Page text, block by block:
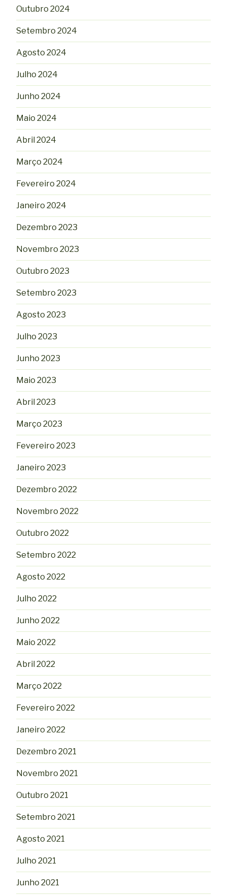
Outubro 2024
Setembro 2024
Agosto 2024
Julho 2024
Junho 2024
Maio 2024
Abril 2024
Março 2024
Fevereiro 2024
Janeiro 2024
Dezembro 2023
Novembro 2023
Outubro 2023
Setembro 2023
Agosto 2023
Julho 2023
Junho 2023
Maio 2023
Abril 2023
Março 2023
Fevereiro 2023
Janeiro 2023
Dezembro 2022
Novembro 2022
Outubro 2022
Setembro 2022
Agosto 2022
Julho 2022
Junho 2022
Maio 2022
Abril 2022
Março 2022
Fevereiro 2022
Janeiro 2022
Dezembro 2021
Novembro 2021
Outubro 2021
Setembro 2021
Agosto 2021
Julho 2021
Junho 2021